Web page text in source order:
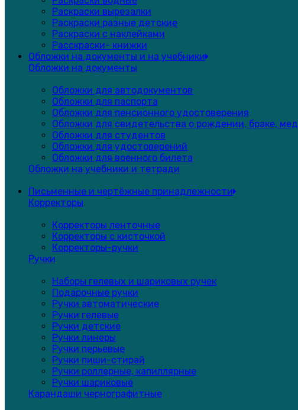
Раскраски вырезалки
Раскраски разные детские
Раскраски с наклейками
Расскраски- книжки
Обложки на документы и на учебники
Обложки на документы
Обложки для автодокументов
Обложки для паспорта
Обложки для пенсионного удостоверения
Обложки для свидетельства о рождении, браке,
Обложки для студентов
Обложки для удостоверений
Обложки для военного билета
Обложки на учебники и тетради
Письменные и чертёжные принадлежности
Корректоры
Корректоры ленточные
Корректоры с кисточкой
Корректоры-ручки
Ручки
Наборы гелевых и шариковых ручек
Подарочные ручки
Ручки автоматические
Ручки гелевые
Ручки детские
Ручки линеры
Ручки перьевые
Ручки пиши-стирай
Ручки роллерные, капиллярные
Ручки шариковые
Карандаши чернографитные